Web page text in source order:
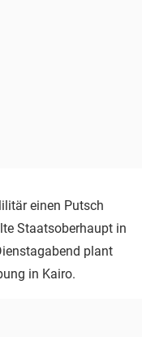
einen Putsch
Staatsoberhaupt in
plant
in Kairo.